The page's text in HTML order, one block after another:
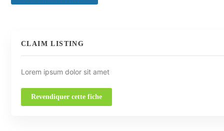
CLAIM LISTING
Lorem ipsum dolor sit amet
Revendiquer cette fiche